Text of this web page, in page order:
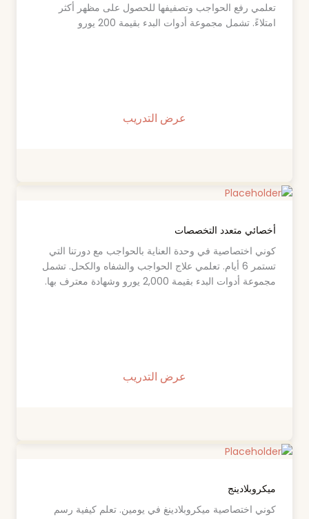
تعلمي رفع الحواجب وتصفيفها للحصول على مظهر أكثر
امتلاءً. تشمل مجموعة أدوات البدء بقيمة 200 يورو
عرض التدريب
أخصائي متعدد التخصصات
كوني اختصاصية في وحدة العناية بالحواجب مع دورتنا التي
تستمر 6 أيام. تعلمي علاج الحواجب والشفاه والكحل. تشمل
مجموعة أدوات البدء بقيمة 2,000 يورو وشهادة معترف بها.
عرض التدريب
ميكروبلادينج
كوني اختصاصية ميكروبلادينغ في يومين. تعلم كيفية رسم